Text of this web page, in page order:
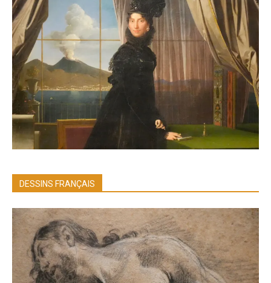
DESSINS FRANÇAIS